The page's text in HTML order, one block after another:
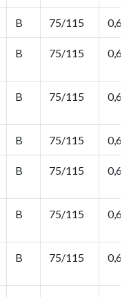
B 75/115 0,6
B 75/115 0,6
B 75/115 0,6
B 75/115 0,6
B 75/115 0,6
B 75/115 0,6
B 75/115 0,6